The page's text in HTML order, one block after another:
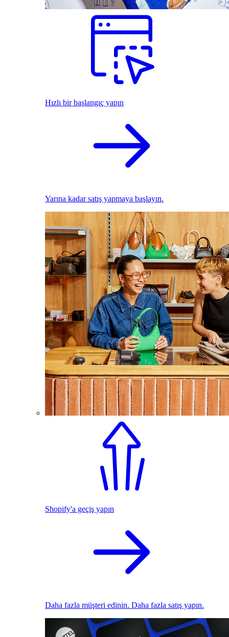
Hızlı bir başlangıç yapın
Yarına kadar satış yapmaya başlayın.
Shopify'a geçiş yapın
Daha fazla müşteri edinin. Daha fazla satış yapın.